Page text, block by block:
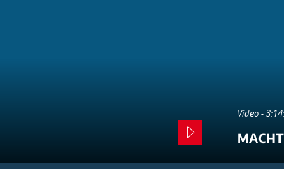
Video -